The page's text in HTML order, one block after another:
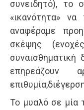
συνειδητό), το
«ικανότητα»
αναφέραμε
σκέψης
συναισθηματική
επηρεάζουν
Το μυαλό σε μία